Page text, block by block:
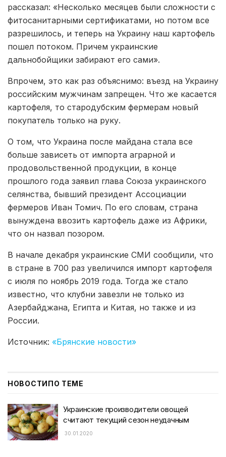
рассказал: «Несколько месяцев были сложности с
фитосанитарными сертификатами, но потом все
разрешилось, и теперь на Украину наш картофель
пошел потоком. Причем украинские
дальнобойщики забирают его сами».
Впрочем, это как раз объяснимо: въезд на Украину
российским мужчинам запрещен. Что же касается
картофеля, то стародубским фермерам новый
покупатель только на руку.
О том, что Украина после майдана стала все
больше зависеть от импорта аграрной и
продовольственной продукции, в конце
прошлого года заявил глава Союза украинского
селянства, бывший президент Ассоциации
фермеров Иван Томич. По его словам, страна
вынуждена ввозить картофель даже из Африки,
что он назвал позором.
В начале декабря украинские СМИ сообщили, что
в стране в 700 раз увеличился импорт картофеля
с июля по ноябрь 2019 года. Тогда же стало
известно, что клубни завезли не только из
Азербайджана, Египта и Китая, но также и из
России.
Источник: «Брянские новости»
НОВОСТИПО ТЕМЕ
Украинские производители овощей
считают текущий сезон неудачным
30.01.2020